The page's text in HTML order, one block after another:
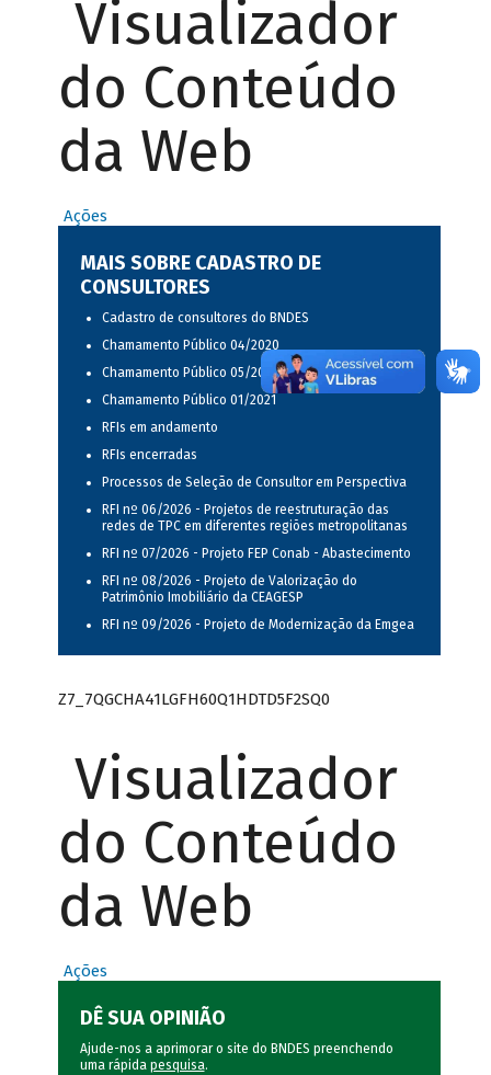
Visualizador
do Conteúdo
da Web
Ações
MAIS SOBRE CADASTRO DE
CONSULTORES
Cadastro de consultores do BNDES
Chamamento Público 04/2020
Chamamento Público 05/2020
Chamamento Público 01/2021
RFIs em andamento
RFIs encerradas
Processos de Seleção de Consultor em Perspectiva
RFI nº 06/2026 - Projetos de reestruturação das
redes de TPC em diferentes regiões metropolitanas
RFI nº 07/2026 - Projeto FEP Conab - Abastecimento
RFI nº 08/2026 - Projeto de Valorização do
Patrimônio Imobiliário da CEAGESP
RFI nº 09/2026 - Projeto de Modernização da Emgea
Z7_7QGCHA41LGFH60Q1HDTD5F2SQ0
Visualizador
do Conteúdo
da Web
Ações
DÊ SUA OPINIÃO
Ajude-nos a aprimorar o site do BNDES preenchendo
uma rápida pesquisa.